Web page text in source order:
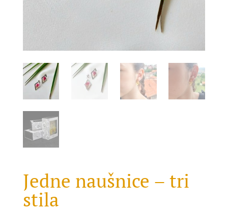
Jedne naušnice – tri
stila